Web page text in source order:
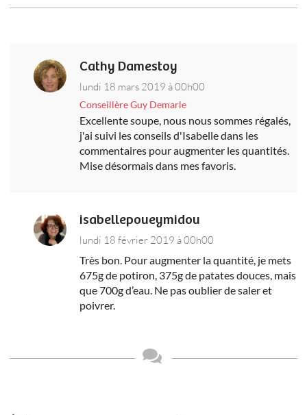
Cathy Damestoy
lundi 18 mars 2019 à 00h00
Conseillère Guy Demarle
Excellente soupe, nous nous sommes régalés,
j'ai suivi les conseils d'Isabelle dans les
commentaires pour augmenter les quantités.
Mise désormais dans mes favoris.
isabellepoueymidou
lundi 18 février 2019 à 00h00
Très bon. Pour augmenter la quantité, je mets
675g de potiron, 375g de patates douces, mais
que 700g d’eau. Ne pas oublier de saler et
poivrer.